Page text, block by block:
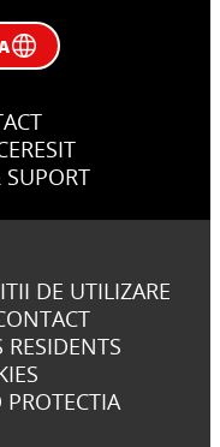
SUPORT
DE UTILIZARE